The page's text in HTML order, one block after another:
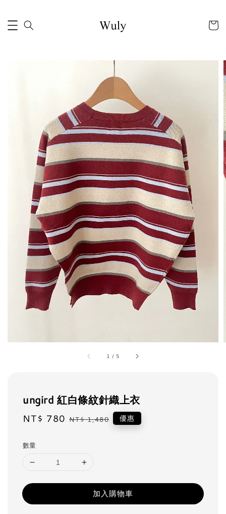
1 / 5
ungird 紅白條紋針織上衣
Sale
NT$ 780 Regular
NT$ 1,480 優惠
數量
加入購物車